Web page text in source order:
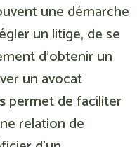
une démarche
un litige, de se
d’obtenir un
un avocat
permet de faciliter
relation de